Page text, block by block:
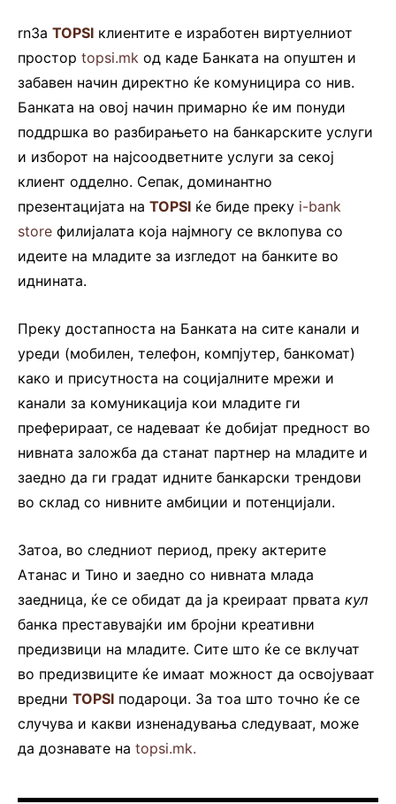
rnЗа TOPSI клиентите е изработен виртуелниот
простор topsi.mk од каде Банката на опуштен и
забавен начин директно ќе комуницира со нив.
Банката на овој начин примарно ќе им понуди
поддршка во разбирањето на банкарските услуги
и изборот на најсоодветните услуги за секој
клиент одделно. Сепак, доминантно
презентацијата на TOPSI ќе биде преку i-bank
store филијалата која најмногу се вклопува со
идеите на младите за изгледот на банките во
иднината.
Преку достапноста на Банката на сите канали и
уреди (мобилен, телефон, компјутер, банкомат)
како и присутноста на социјалните мрежи и
канали за комуникација кои младите ги
преферираат, се надеваат ќе добијат предност во
нивната заложба да станат партнер на младите и
заедно да ги градат идните банкарски трендови
во склад со нивните амбиции и потенцијали.
Затоа, во следниот период, преку актерите
Атанас и Тино и заедно со нивната млада
заедница, ќе се обидат да ја креираат првата кул
банка преставувајќи им бројни креативни
предизвици на младите. Сите што ќе се вклучат
во предизвиците ќе имаат можност да освојуваат
вредни TOPSI подароци. За тоа што точно ќе се
случува и какви изненадувања следуваат, може
да дознавате на topsi.mk.